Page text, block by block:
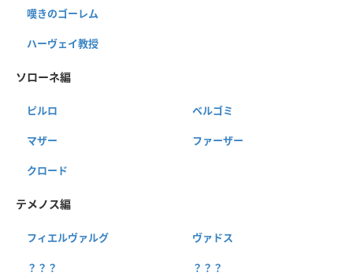
嘆きのゴーレム
ハーヴェイ教授
ソローネ編
ピルロ ベルゴミ
マザー ファーザー
クロード
テメノス編
フィエルヴァルグ ヴァドス
？？？ ？？？